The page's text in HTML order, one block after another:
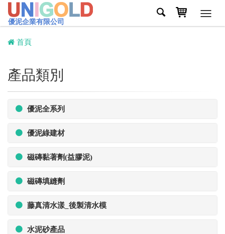
優泥企業有限公司
首頁
產品類別
優泥全系列
優泥綠建材
磁磚黏著劑(益膠泥)
磁磚填縫劑
藤真清水漾_後製清水模
水泥砂產品